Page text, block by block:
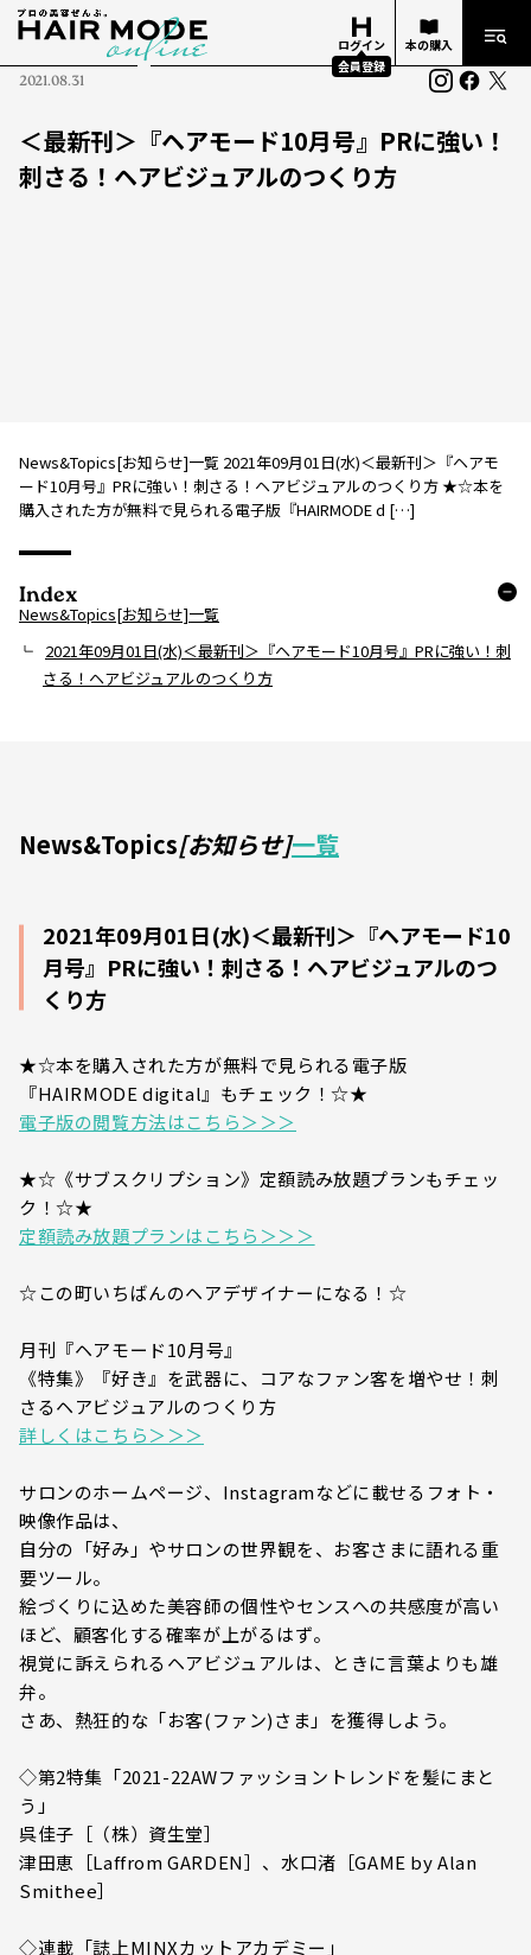
ログイン
会員登録
本の購入
2021.08.31
＜最新刊＞『ヘアモード10月号』PRに強い！
刺さる！ヘアビジュアルのつくり方
News&Topics[お知らせ]一覧 2021年09月01日(水)＜最新刊＞『ヘアモ
ード10月号』PRに強い！刺さる！ヘアビジュアルのつくり方 ★☆本を
購入された方が無料で見られる電子版『HAIRMODE d […]
Index
News&Topics[お知らせ]一覧
2021年09月01日(水)＜最新刊＞『ヘアモード10月号』PRに強い！刺
さる！ヘアビジュアルのつくり方
News&Topics[お知らせ]一覧
2021年09月01日(水)＜最新刊＞『ヘアモード10
月号』PRに強い！刺さる！ヘアビジュアルのつ
くり方
★☆本を購入された方が無料で見られる電子版
『HAIRMODE digital』もチェック！☆★
電子版の閲覧方法はこちら＞＞＞
★☆《サブスクリプション》定額読み放題プランもチェッ
ク！☆★
定額読み放題プランはこちら＞＞＞
☆この町いちばんのヘアデザイナーになる！☆
月刊『ヘアモード10月号』
《特集》『好き』を武器に、コアなファン客を増やせ！刺
さるヘアビジュアルのつくり方
詳しくはこちら＞＞＞
サロンのホームページ、Instagramなどに載せるフォト・
映像作品は、
自分の「好み」やサロンの世界観を、お客さまに語れる重
要ツール。
絵づくりに込めた美容師の個性やセンスへの共感度が高い
ほど、顧客化する確率が上がるはず。
視覚に訴えられるヘアビジュアルは、ときに言葉よりも雄
弁。
さあ、熱狂的な「お客(ファン)さま」を獲得しよう。
◇第2特集「2021-22AWファッショントレンドを髪にまと
う」
呉佳子［（株）資生堂］
津田恵［Laffrom GARDEN］、水口渚［GAME by Alan
Smithee］
◇連載「誌上MINXカットアカデミー」